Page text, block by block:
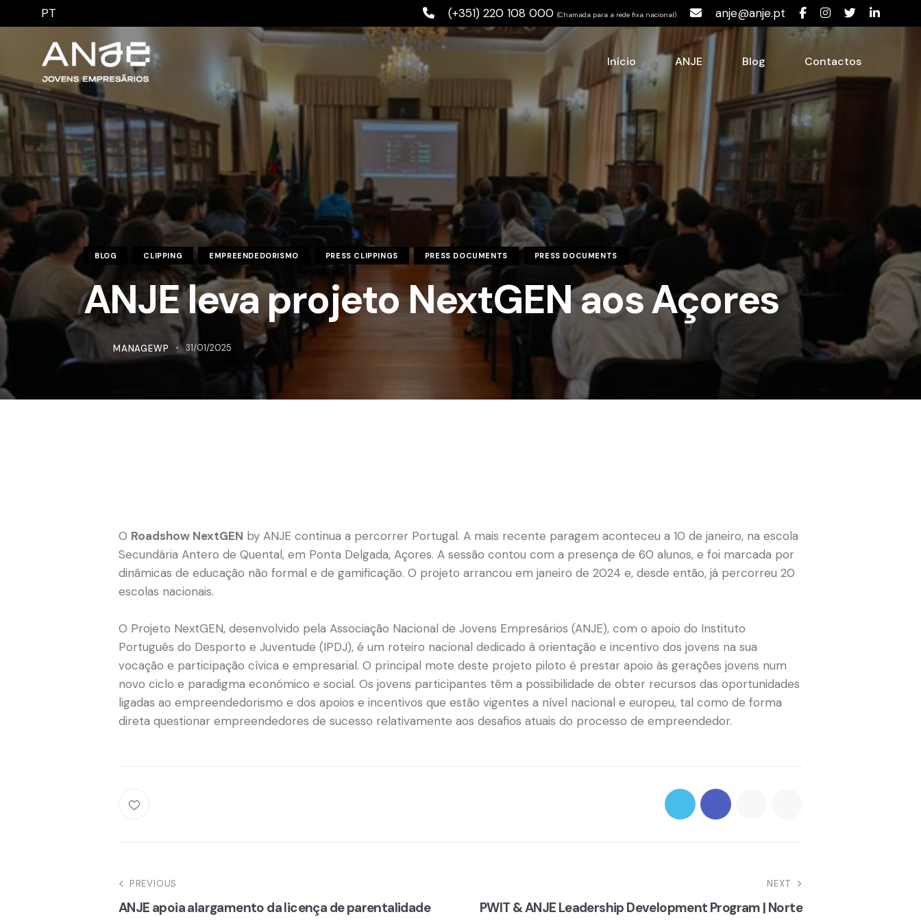
PT (+351) 220 108 000 (Chamada para a rede fixa nacional) anje@anje.pt
Início ANJE Blog Contactos
BLOG CLIPPING EMPREENDEDORISMO PRESS CLIPPINGS PRESS DOCUMENTS PRESS DOCUMENTS
ANJE leva projeto NextGEN aos Açores
MANAGEWP 31/01/2025
O Roadshow NextGEN by ANJE continua a percorrer Portugal. A mais recente paragem aconteceu a 10 de janeiro, na escola
Secundária Antero de Quental, em Ponta Delgada, Açores. A sessão contou com a presença de 60 alunos, e foi marcada por
dinâmicas de educação não formal e de gamificação. O projeto arrancou em janeiro de 2024 e, desde então, já percorreu 20
escolas nacionais.
O Projeto NextGEN, desenvolvido pela Associação Nacional de Jovens Empresários (ANJE), com o apoio do Instituto
Português do Desporto e Juventude (IPDJ), é um roteiro nacional dedicado à orientação e incentivo dos jovens na sua
vocação e participação cívica e empresarial. O principal mote deste projeto piloto é prestar apoio às gerações jovens num
novo ciclo e paradigma económico e social. Os jovens participantes têm a possibilidade de obter recursos das oportunidades
ligadas ao empreendedorismo e dos apoios e incentivos que estão vigentes a nível nacional e europeu, tal como de forma
direta questionar empreendedores de sucesso relativamente aos desafios atuais do processo de empreendedor.
Navegação
PREVIOUS
ANJE apoia alargamento da licença de parentalidade
NEXT
PWIT & ANJE Leadership Development Program | Norte